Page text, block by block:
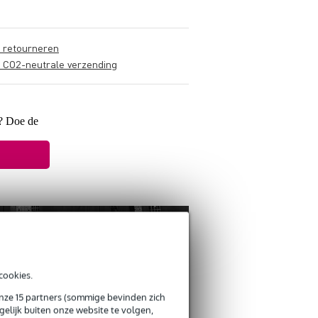
15 partners (sommige bevinden zich
buiten onze website te volgen,
retourneren
CO2-neutrale verzending
Doe de